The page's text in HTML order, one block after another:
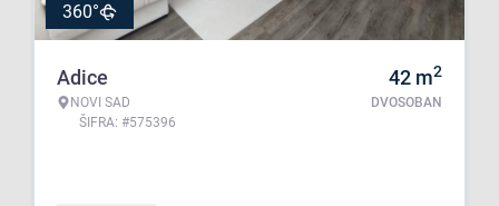
360°
Adice
NOVI SAD
ŠIFRA: #575396
42 m2
DVOSOBAN